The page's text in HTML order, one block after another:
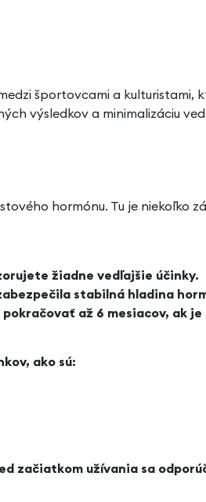
športovcami a kulturistami,
výsledkov a minimalizáciu
hormónu. Tu je niekoľko
žiadne vedľajšie účinky.
stabilná hladina
až 6 mesiacov, ak
ako sú:
začiatkom užívania sa